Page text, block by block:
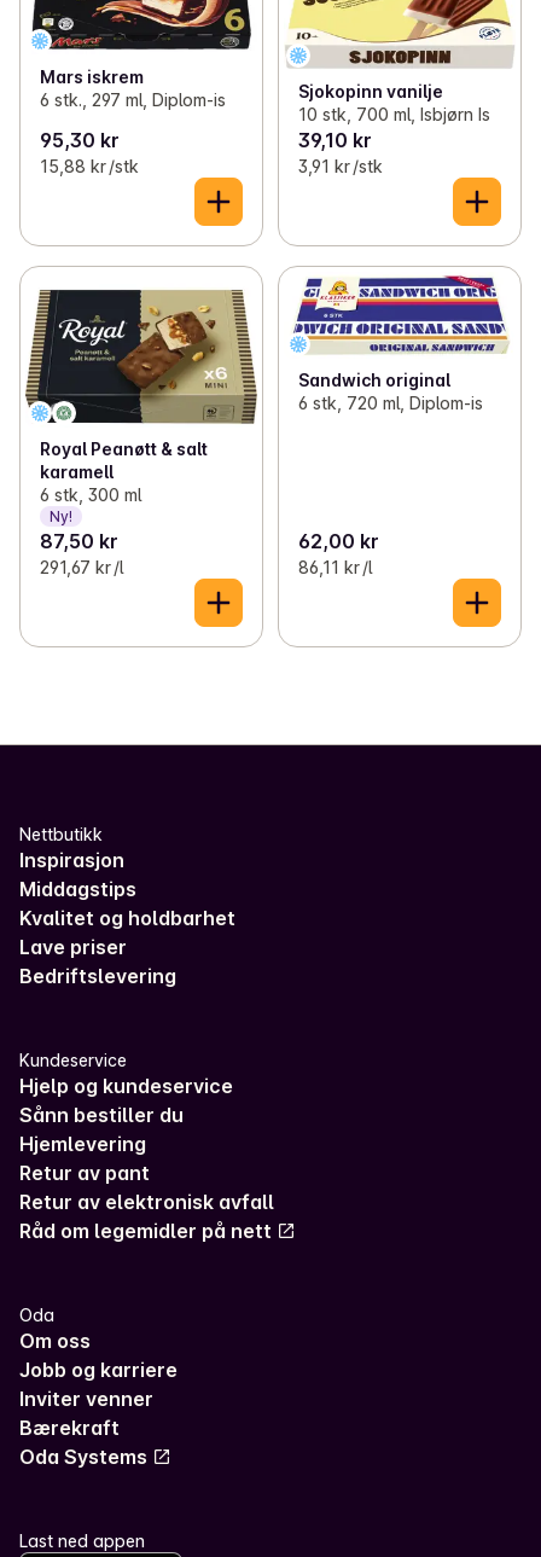
Mars iskrem
6 stk., 297 ml, Diplom-is
95,30 kr
15,88 kr /stk
Sjokopinn vanilje
10 stk, 700 ml, Isbjørn Is
39,10 kr
3,91 kr /stk
Royal Peanøtt & salt
karamell
6 stk, 300 ml
Ny!
87,50 kr
291,67 kr /l
Sandwich original
6 stk, 720 ml, Diplom-is
62,00 kr
86,11 kr /l
Nettbutikk
Inspirasjon
Middagstips
Kvalitet og holdbarhet
Lave priser
Bedriftslevering
Kundeservice
Hjelp og kundeservice
Sånn bestiller du
Hjemlevering
Retur av pant
Retur av elektronisk avfall
Råd om legemidler på nett
Oda
Om oss
Jobb og karriere
Inviter venner
Bærekraft
Oda Systems
Last ned appen